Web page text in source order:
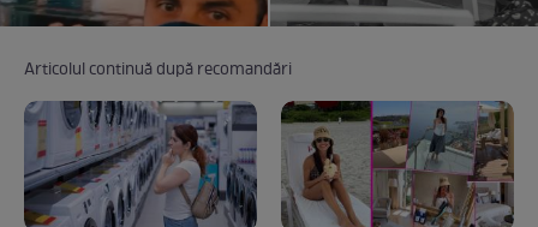
Articolul continuă după recomandări